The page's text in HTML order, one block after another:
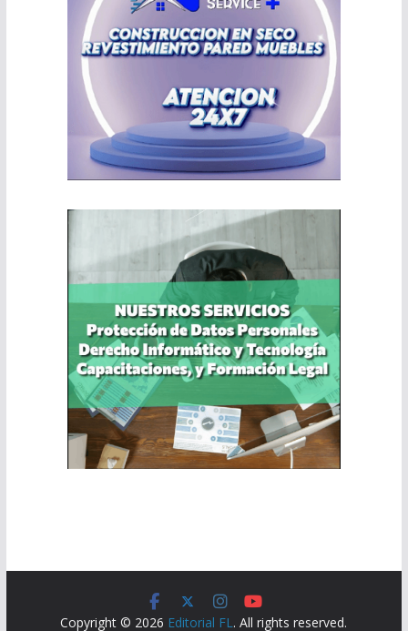
Copyright © 2026 Editorial FL. All rights reserved.